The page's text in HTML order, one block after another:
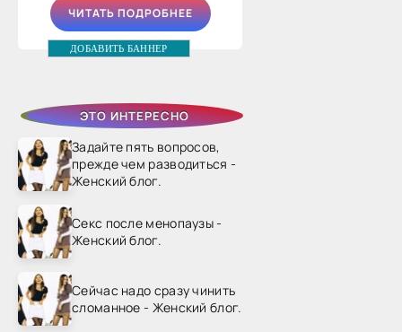
ЧИТАТЬ ПОДРОБНЕЕ
ДОБАВИТЬ БАННЕР
ЭТО ИНТЕРЕСНО
Задайте пять вопросов,
прежде чем разводиться -
Женский блог.
Секс после менопаузы -
Женский блог.
Сейчас надо сразу чинить
сломанное - Женский блог.